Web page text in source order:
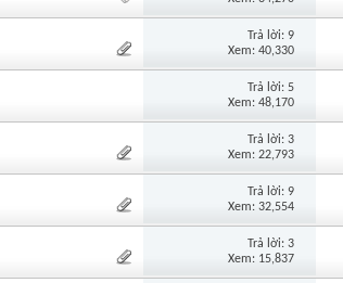
Trả lời: 9
Xem: 40,330
Trả lời: 5
Xem: 48,170
Trả lời: 3
Xem: 22,793
Trả lời: 9
Xem: 32,554
Trả lời: 3
Xem: 15,837